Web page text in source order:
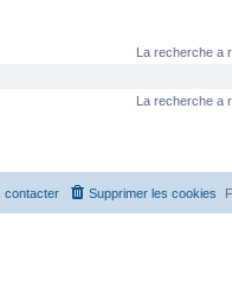
La recherche a
La recherche a
Supprimer les cookies
contacter